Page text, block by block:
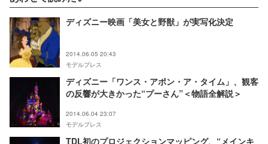
ディズニー映画「美女と野獣」が実写化決定
2014.06.05 20:43
モデルプレス
ディズニー「ワンス・アポン・ア・タイム」、観客
の反響が大きかった“プーさん”＜物語全解説＞
2014.06.04 23:07
モデルプレス
TDL初のプロジェクションマッピング、“メインキ